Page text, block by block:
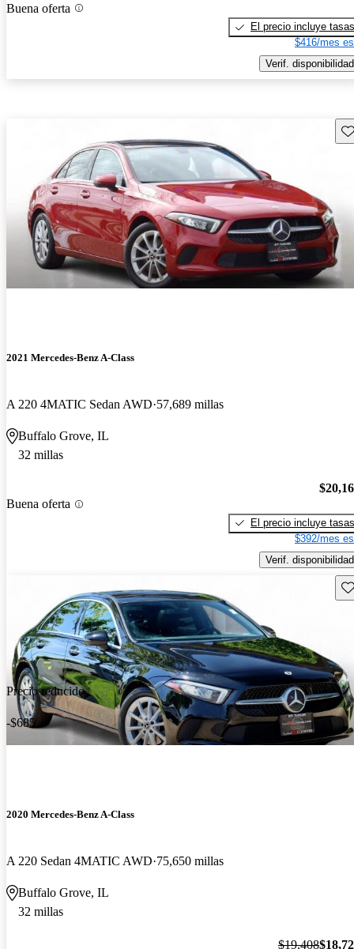
Buena oferta
El precio incluye tasas
$416/mes
Verif. disponibilidad
2021 Mercedes-Benz A-Class
A 220 4MATIC Sedan AWD 57,689 millas
Buffalo Grove, IL
32 millas
Buena oferta
El precio incluye tasas
$392/mes
Verif. disponibilidad
Precio reducido
-$685
2020 Mercedes-Benz A-Class
A 220 Sedan 4MATIC AWD 75,650 millas
Buffalo Grove, IL
32 millas
$19,408